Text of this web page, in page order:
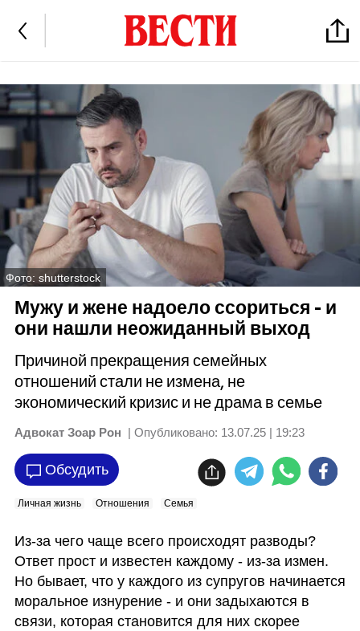
Фото: shutterstock
Мужу и жене надоело ссориться - и
они нашли неожиданный выход
Причиной прекращения семейных
отношений стали не измена, не
экономический кризис и не драма в семье
Адвокат Зоар Рон | Опубликовано: 13.07.25 | 19:23
Обсудить
Личная жизнь Отношения Семья
Из-за чего чаще всего происходят разводы?
Ответ прост и известен каждому - из-за измен.
Но бывает, что у каждого из супругов начинается
моральное изнурение - и они задыхаются в
связи, которая становится для них скорее